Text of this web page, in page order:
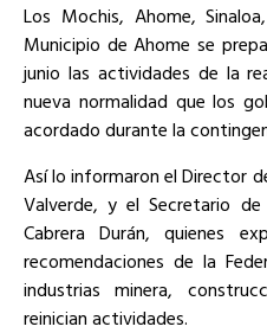
Los Mochis, Ahome,
Municipio de Ahome se
junio las actividades de la
nueva normalidad que los
acordado durante la
Así lo informaron el Director
Valverde, y el Secretario
Cabrera Durán, quienes
recomendaciones de la
industrias minera,
reinician actividades.